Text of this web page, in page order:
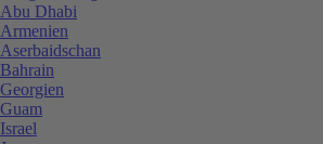
Abu Dhabi
Armenien
Aserbaidschan
Bahrain
Georgien
Guam
Israel